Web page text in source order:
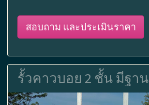
สอบถาม และประเมินราคา
รั้วคาวบอย 2 ชั้น มีฐาน